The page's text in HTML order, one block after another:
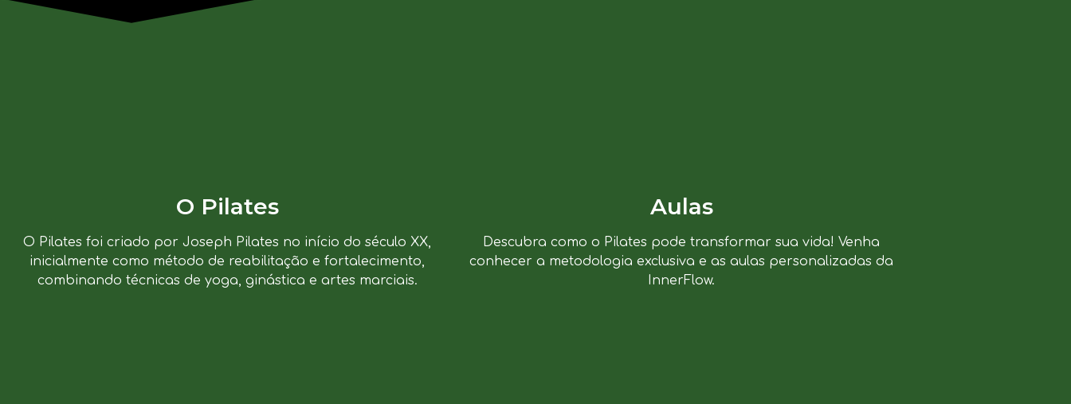
O Pilates
O Pilates foi criado por Joseph Pilates no início do século XX,
inicialmente como método de reabilitação e fortalecimento,
combinando técnicas de yoga, ginástica e artes marciais.
Aulas
Descubra como o Pilates pode transformar sua vida! Venha
conhecer a metodologia exclusiva e as aulas personalizadas da
InnerFlow.